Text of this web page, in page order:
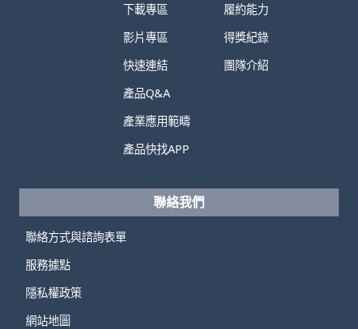
下載專區
影片專區
快速連結
產品Q&A
產業應用範疇
產品快找APP
履約能力
得獎紀錄
團隊介紹
聯絡我們
聯絡方式與諮詢表單
服務據點
隱私權政策
網站地圖